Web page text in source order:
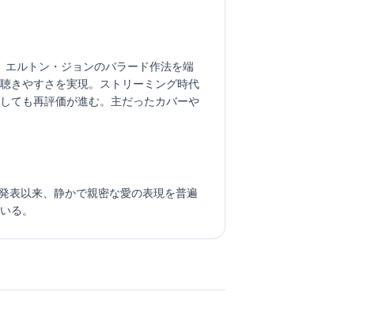
ルトン・ジョンのバラード作法を端
きやすさを実現。ストリーミング時代
ても再評価が進む。主だったカバーや
表以来、静かで親密な愛の表現を普遍
る。